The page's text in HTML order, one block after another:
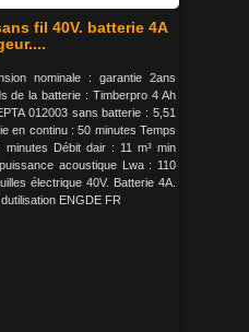
fil 40V. batterie 4A
nominale : garantie 2ans
de la batterie : Timberpro 4 Ah
012003 sans batterie : 5,51
en continu : 50 minutes Temps
Débit dair : 11 m³ min
acoustique Lwa : 110
électrique 40V. Batterie 4A.
ENGDE FR